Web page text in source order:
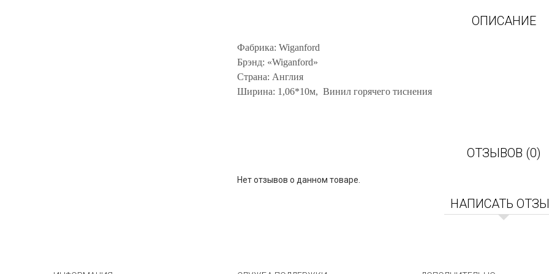
ОПИСАНИЕ
Фабрика: Wiganford
Брэнд: «Wiganford»
Страна: Англия
Ширина: 1,06*10м, Винил горячего тиснения
ОТЗЫВОВ (0)
Нет отзывов о данном товаре.
НАПИСАТЬ